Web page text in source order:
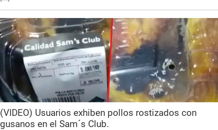
(VIDEO) Usuarios exhiben pollos rostizados con
gusanos en el Sam´s Club.